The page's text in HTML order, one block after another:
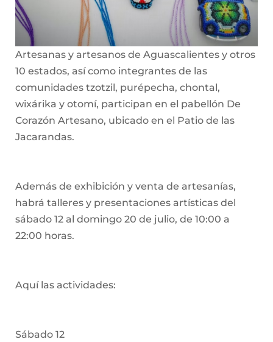
Artesanas y artesanos de Aguascalientes y otros
10 estados, así como integrantes de las
comunidades tzotzil, purépecha, chontal,
wixárika y otomí, participan en el pabellón De
Corazón Artesano, ubicado en el Patio de las
Jacarandas.
Además de exhibición y venta de artesanías,
habrá talleres y presentaciones artísticas del
sábado 12 al domingo 20 de julio, de 10:00 a
22:00 horas.
Aquí las actividades:
Sábado 12